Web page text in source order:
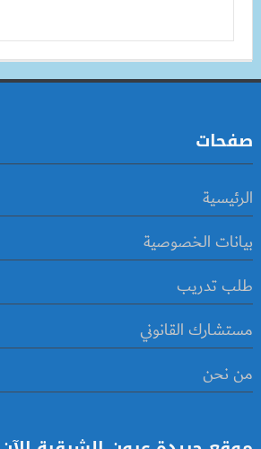
صفحات
الرئيسية
بيانات الخصوصية
طلب تدريب
مستشارك القانوني
من نحن